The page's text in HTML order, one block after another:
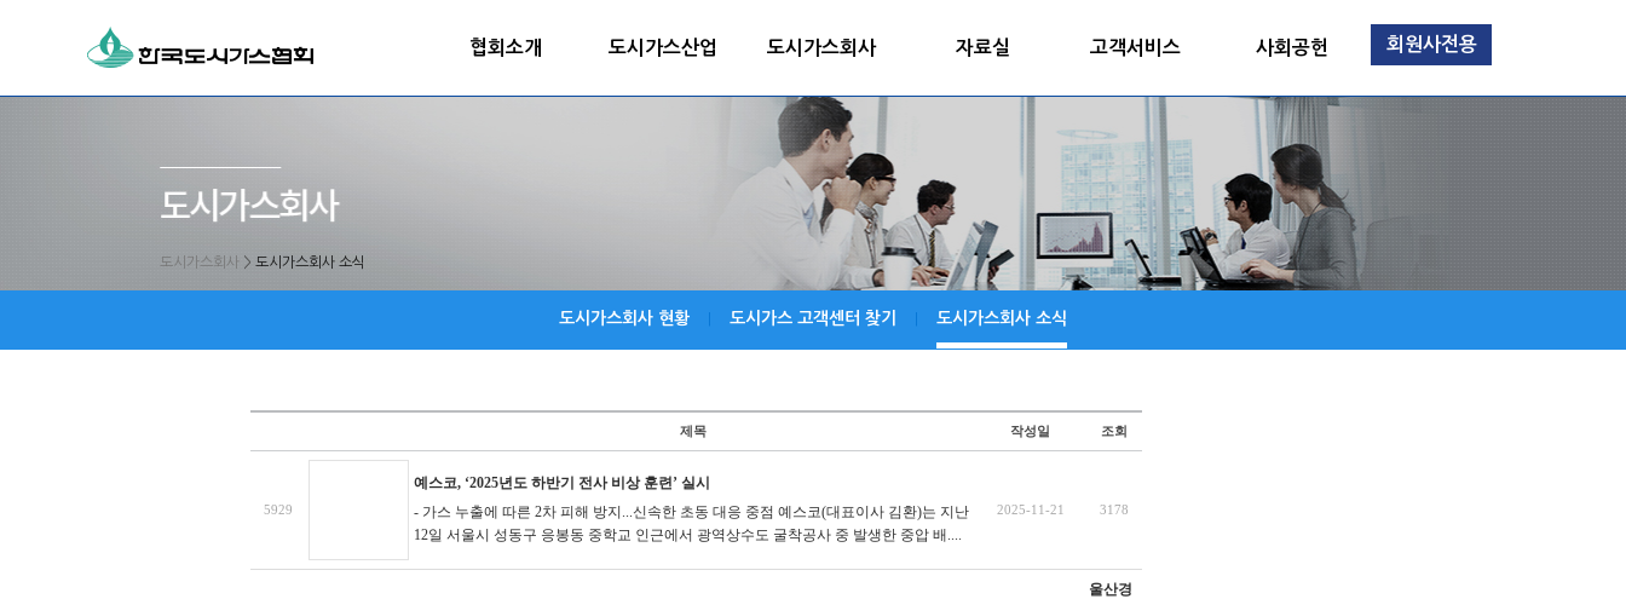
협회소개 도시가스산업 도시가스회사 자료실 고객서비스 사회공헌 회원사전용
도시가스회사 > 도시가스회사 소식
도시가스회사 현황 도시가스 고객센터 찾기 도시가스회사 소식
제목 작성일 조회
5929
예스코, ‘2025년도 하반기 전사 비상 훈련’ 실시
- 가스 누출에 따른 2차 피해 방지...신속한 초동 대응 중점 예스코(대표이사 김환)는 지난
12일 서울시 성동구 응봉동 중학교 인근에서 광역상수도 굴착공사 중 발생한 중압 배....
2025-11-21 3178
울산경